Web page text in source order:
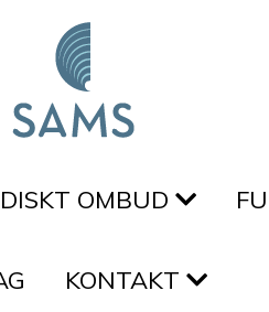
OMBUD
KONTAKT